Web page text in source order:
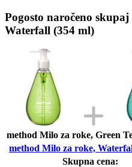
Pogosto naročeno
Waterfall (354 ml)
method Milo za roke, Green
method Milo za roke,
Skupna cena: